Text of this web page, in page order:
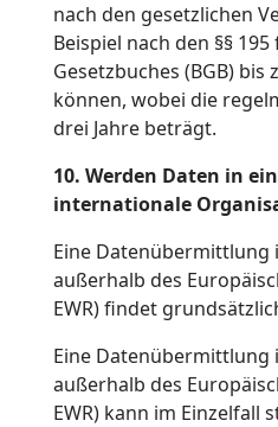
nach den gesetzlichen
Beispiel nach den §§
Gesetzbuches (BGB)
können, wobei die
drei Jahre beträgt.
10. Werden Daten in
internationale
Eine Datenübermittlung
außerhalb des
EWR) findet
Eine Datenübermittlung
außerhalb des
EWR) kann im Einzelfall